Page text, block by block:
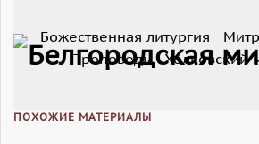
Божественная литургия
Проповедь
Холковский
ПОХОЖИЕ МАТЕРИАЛЫ